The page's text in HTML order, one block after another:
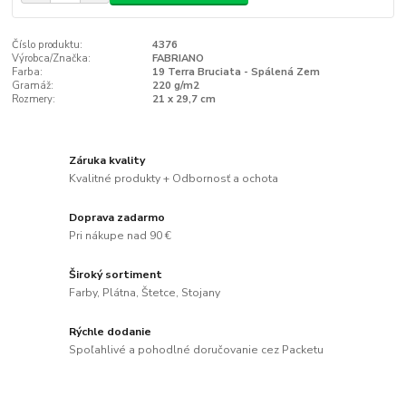
Číslo produktu:
4376
Výrobca/Značka:
FABRIANO
Farba:
19 Terra Bruciata - Spálená Zem
Gramáž:
220 g/m2
Rozmery:
21 x 29,7 cm
Záruka kvality
Kvalitné produkty + Odbornosť a ochota
Doprava zadarmo
Pri nákupe nad 90 €
Široký sortiment
Farby, Plátna, Štetce, Stojany
Rýchle dodanie
Spoľahlivé a pohodlné doručovanie cez Packetu